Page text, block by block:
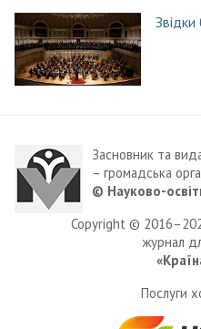
Звідки
Засновник та
– громадська
© Науково-
Copyright ©
журнал
Послуги